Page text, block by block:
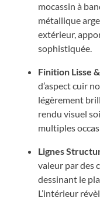
mocassin à
métallique
extérieur,
sophistiquée.
Finition Lisse
d’aspect cuir
légèrement
rendu visuel
multiples
Lignes
valeur par des
dessinant le
L’intérieur